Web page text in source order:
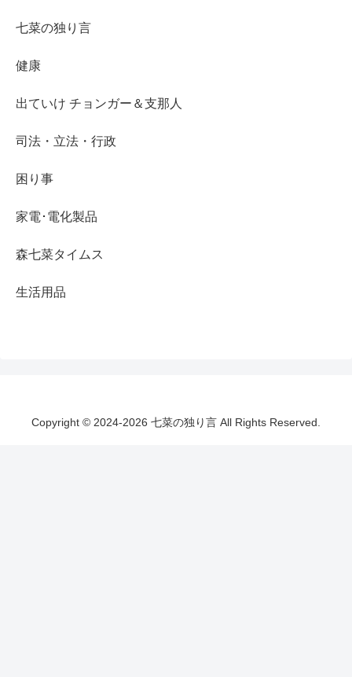
七菜の独り言
健康
出ていけ チョンガー＆支那人
司法・立法・行政
困り事
家電･電化製品
森七菜タイムス
生活用品
Copyright © 2024-2026 七菜の独り言 All Rights Reserved.